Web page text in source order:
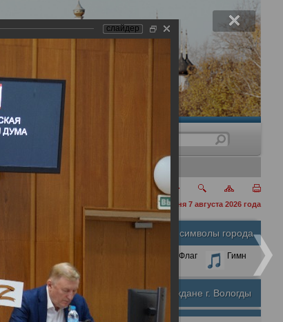
сегодня 7 августа 2026 года
Официальные символы города
Флаг Гимн
Почетные граждане г. Вологды
слайдер